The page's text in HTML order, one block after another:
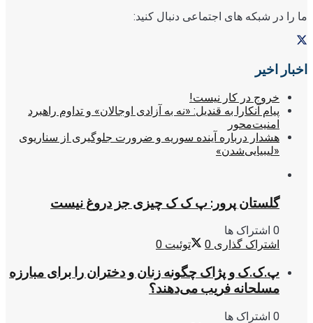
ما را در شبکه های اجتماعی دنبال کنید:
اخبار اخیر
خروج در کار نیست!
پیام آنکارا به قندیل: «نه به آزادی اوجالان» و تداوم راهبرد
امنیت‌محور
هشدار درباره آینده سوریه و ضرورت جلوگیری از سناریوی
«لیبیایی‌شدن»
گلستان پرور: پ ک ک چیزی جز دروغ نیست
0 اشتراک ها
اشتراک گذاری 0 توئیت 0
پ.ک.ک و پژاک چگونه زنان و دختران را برای مبارزه
مسلحانه فریب می‌دهند؟
0 اشتراک ها